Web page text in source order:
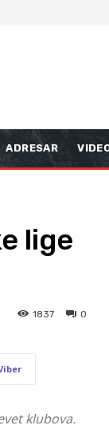
ADRESAR
lige
0
1837
klubova.